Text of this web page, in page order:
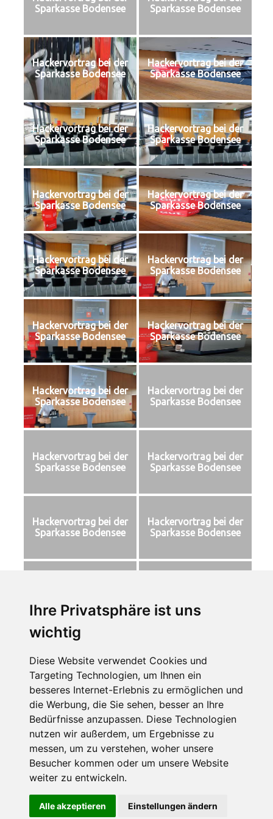
Ihre Privatsphäre ist uns
wichtig
Diese Website verwendet Cookies und
Targeting Technologien, um Ihnen ein
besseres Internet-Erlebnis zu ermöglichen und
die Werbung, die Sie sehen, besser an Ihre
Bedürfnisse anzupassen. Diese Technologien
nutzen wir außerdem, um Ergebnisse zu
messen, um zu verstehen, woher unsere
Besucher kommen oder um unsere Website
weiter zu entwickeln.
Alle akzeptieren Einstellungen ändern
Sparkasse Bodensee
Sparkasse Bodensee
Hackervortrag bei der
Sparkasse Bodensee
Hackervortrag bei der
Sparkasse Bodensee
Hackervortrag bei der
Sparkasse Bodensee
Hackervortrag bei der
Sparkasse Bodensee
Hackervortrag bei der
Sparkasse Bodensee
Hackervortrag bei der
Sparkasse Bodensee
Hackervortrag bei der
Sparkasse Bodensee
Hackervortrag bei der
Sparkasse Bodensee
Hackervortrag bei der
Sparkasse Bodensee
Hackervortrag bei der
Sparkasse Bodensee
Hackervortrag bei der
Sparkasse Bodensee
Hackervortrag bei der
Sparkasse Bodensee
Hackervortrag bei der
Sparkasse Bodensee
Hackervortrag bei der
Sparkasse Bodensee
Hackervortrag bei der
Sparkasse Bodensee
Hackervortrag bei der
Sparkasse Bodensee
Sparkasse Bodensee
Dieser Eintrag wurde von adminveröffentlicht. Setze ein Lesezeichen
für denPermalink.
Stolz präsentiert von WordPress
nutzt, gehen wir von deinem Einverständnis aus.